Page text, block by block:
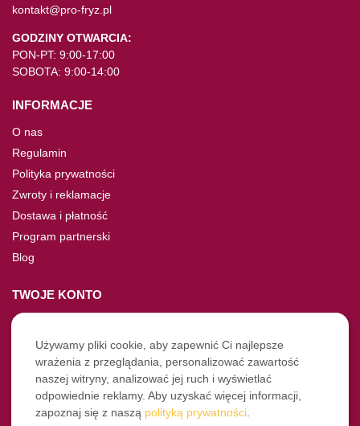
kontakt@pro-fryz.pl
GODZINY OTWARCIA:
PON-PT: 9:00-17:00
SOBOTA: 9:00-14:00
INFORMACJE
O nas
Regulamin
Polityka prywatności
Zwroty i reklamacje
Dostawa i płatność
Program partnerski
Blog
TWOJE KONTO
Moje konto
Nie pamiętasz hasła?
Twoje zamówienia
NASZE SOCIALE
Używamy pliki cookie, aby zapewnić Ci najlepsze
wrażenia z przeglądania, personalizować zawartość
naszej witryny, analizować jej ruch i wyświetlać
odpowiednie reklamy. Aby uzyskać więcej informacji,
zapoznaj się z naszą polityką prywatności